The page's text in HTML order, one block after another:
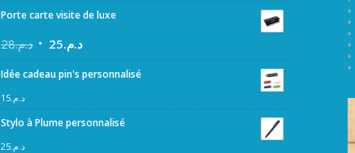
Porte carte visite de luxe
د.م.28 د.م.25
Idée cadeau pin's personnalisé
د.م.15
Stylo à Plume personnalisé
د.م.25